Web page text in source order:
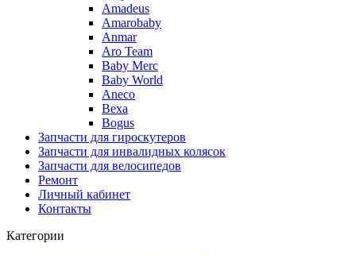
Amadeus
Amarobaby
Anmar
Aro Team
Baby Merc
Baby World
Aneco
Bexa
Bogus
Запчасти для гироскутеров
Запчасти для инвалидных колясок
Запчасти для велосипедов
Ремонт
Личный кабинет
Контакты
Категории